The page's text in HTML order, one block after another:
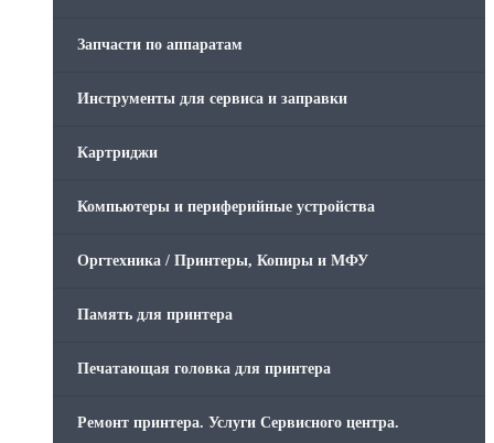
Запчасти по аппаратам
Инструменты для сервиса и заправки
Картриджи
Компьютеры и периферийные устройства
Оргтехника / Принтеры, Копиры и МФУ
Память для принтера
Печатающая головка для принтера
Ремонт принтера. Услуги Сервисного центра.